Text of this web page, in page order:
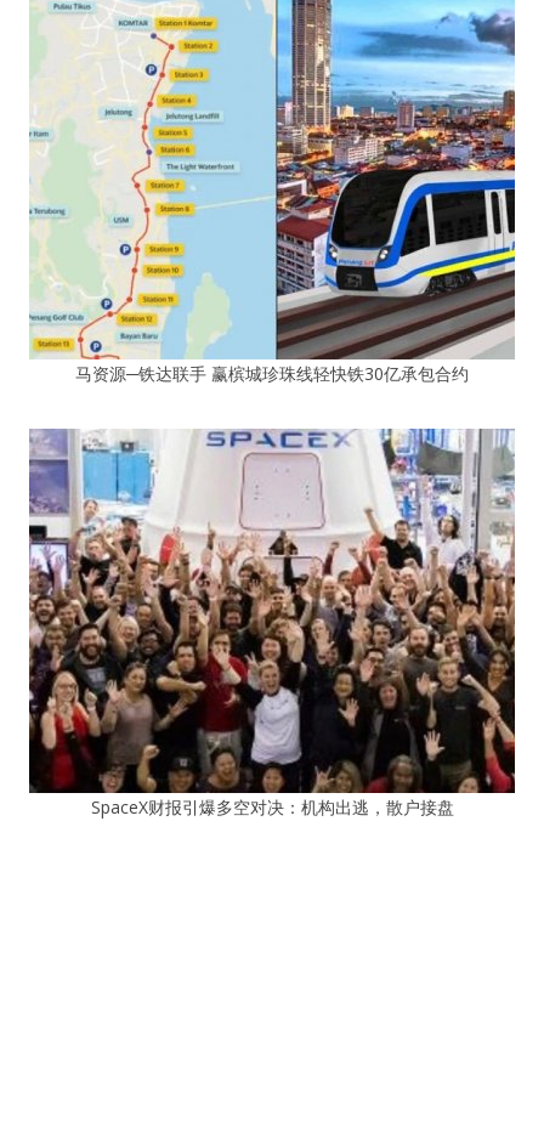
马资源─铁达联手 赢槟城珍珠线轻快铁30亿承包合约
SpaceX财报引爆多空对决：机构出逃，散户接盘